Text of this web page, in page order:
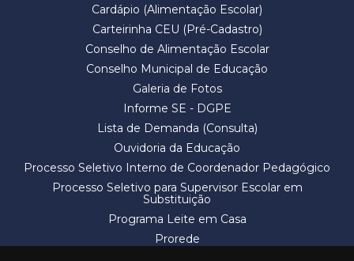
Cardápio (Alimentação Escolar)
Carteirinha CEU (Pré-Cadastro)
Conselho de Alimentação Escolar
Conselho Municipal de Educação
Galeria de Fotos
Informe SE - DGPE
Lista de Demanda (Consulta)
Ouvidoria da Educação
Processo Seletivo Interno de Coordenador Pedagógico
Processo Seletivo para Supervisor Escolar em
Substituição
Programa Leite em Casa
Prorede